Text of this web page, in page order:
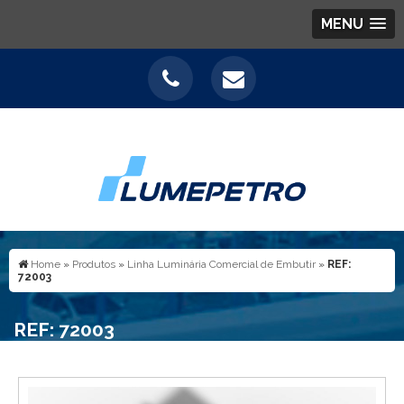
MENU
Home » Produtos » Linha Luminária Comercial de Embutir » REF:
72003
REF: 72003